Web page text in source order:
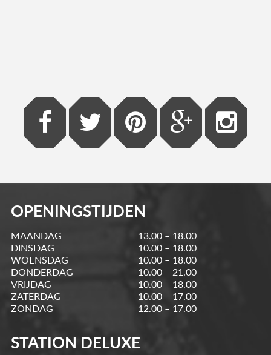
OPENINGSTIJDEN
MAANDAG
13.00 – 18.00
DINSDAG
10.00 – 18.00
WOENSDAG
10.00 – 18.00
DONDERDAG
10.00 – 21.00
VRIJDAG
10.00 – 18.00
ZATERDAG
10.00 – 17.00
ZONDAG
12.00 – 17.00
STATION DELUXE